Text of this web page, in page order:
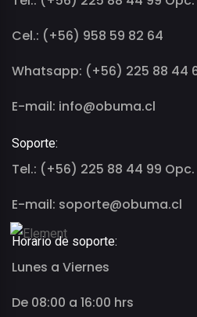
Cel.: (+56) 958 59 82 64
Whatsapp: (+56) 225 88 44
E-mail: info@obuma.cl
Soporte:
Tel.: (+56) 225 88 44 99 Opc.
E-mail: soporte@obuma.cl
Horario de soporte:
Lunes a Viernes
De 08:00 a 16:00 hrs